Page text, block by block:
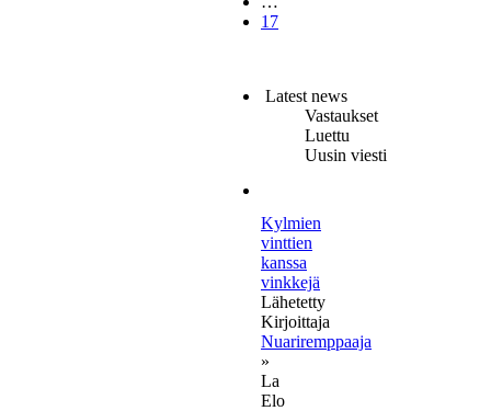
17
Latest news
Vastaukset
Luettu
Uusin viesti
Kylmien
vinttien
kanssa
vinkkejä
Lähetetty
Kirjoittaja
Nuariremppaaja
»
La
Elo